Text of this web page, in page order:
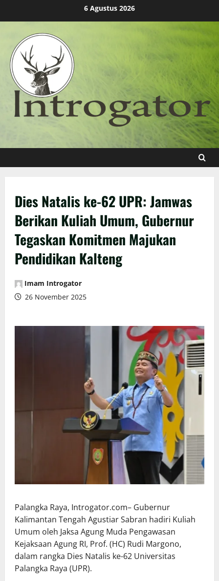
6 Agustus 2026
Dies Natalis ke-62 UPR: Jamwas
Berikan Kuliah Umum, Gubernur
Tegaskan Komitmen Majukan
Pendidikan Kalteng
Imam Introgator
26 November 2025
Palangka Raya, Introgator.com– Gubernur
Kalimantan Tengah Agustiar Sabran hadiri Kuliah
Umum oleh Jaksa Agung Muda Pengawasan
Kejaksaan Agung RI, Prof. (HC) Rudi Margono,
dalam rangka Dies Natalis ke-62 Universitas
Palangka Raya (UPR).